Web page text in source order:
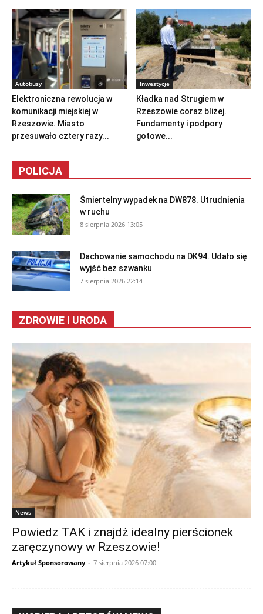
Autobusy
Elektroniczna rewolucja w
komunikacji miejskiej w
Rzeszowie. Miasto
przesuwało cztery razy...
Inwestycje
Kładka nad Strugiem w
Rzeszowie coraz bliżej.
Fundamenty i podpory
gotowe...
POLICJA
Śmiertelny wypadek na DW878. Utrudnienia
w ruchu
8 sierpnia 2026 13:05
Dachowanie samochodu na DK94. Udało się
wyjść bez szwanku
7 sierpnia 2026 22:14
ZDROWIE I URODA
News
Powiedz TAK i znajdź idealny pierścionek
zaręczynowy w Rzeszowie!
Artykuł Sponsorowany - 7 sierpnia 2026 07:00